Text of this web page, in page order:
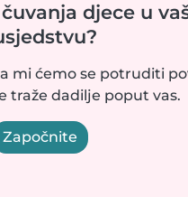
djece u
mi ćemo se potruditi
traže dadilje poput vas.
Započnite